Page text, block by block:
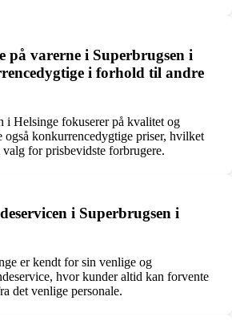
varerne i Superbrugsen i
i forhold til andre
i Helsinge fokuserer på kvalitet og
også konkurrencedygtige priser, hvilket
for prisbevidste forbrugere.
i Superbrugsen i
er kendt for sin venlige og
hvor kunder altid kan forvente
det venlige personale.